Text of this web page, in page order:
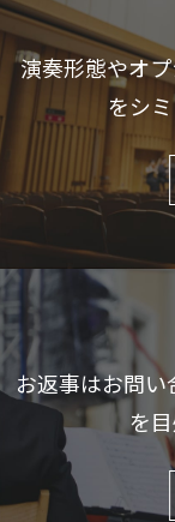
演奏形態やオ
をシ
お返事はお問
を